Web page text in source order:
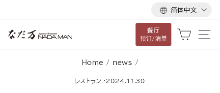
语
言
简体中文
餐厅
预订/清单
大车
Home / news /
レストラン ·2024.11.30